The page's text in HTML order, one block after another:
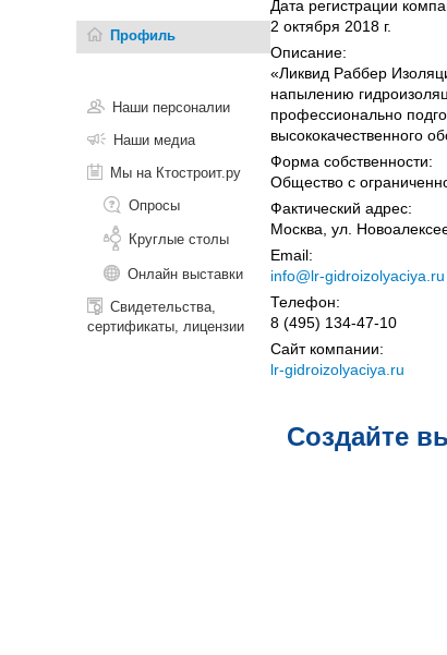
Профиль
Наши персоналии
Наши медиа
Мы на Ктостроит.ру
Опросы
Круглые столы
Онлайн выставки
Свидетельства,
сертификаты, лицензии
Дата регистрации
2 октября 2018 г.
Описание:
«Ликвид Раббер
напылению
профессионально
высококачественного
Форма собственности:
Общество с
Фактический адрес:
Москва, ул.
Email:
info@lr-gidroizolyaciya.ru
Телефон:
8 (495) 134-47-10
Сайт компании:
lr-gidroizolyaciya.ru
Создайте